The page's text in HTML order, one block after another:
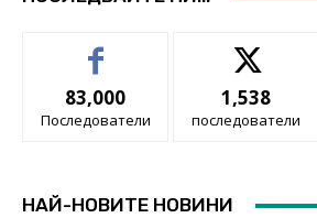
83,000
Последователи
1,538
последователи
НАЙ-НОВИТЕ НОВИНИ